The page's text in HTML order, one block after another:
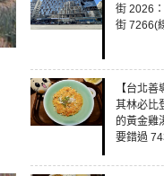
街 2026
街 7266(
【台北
其林必比
的黃金雞
要錯過